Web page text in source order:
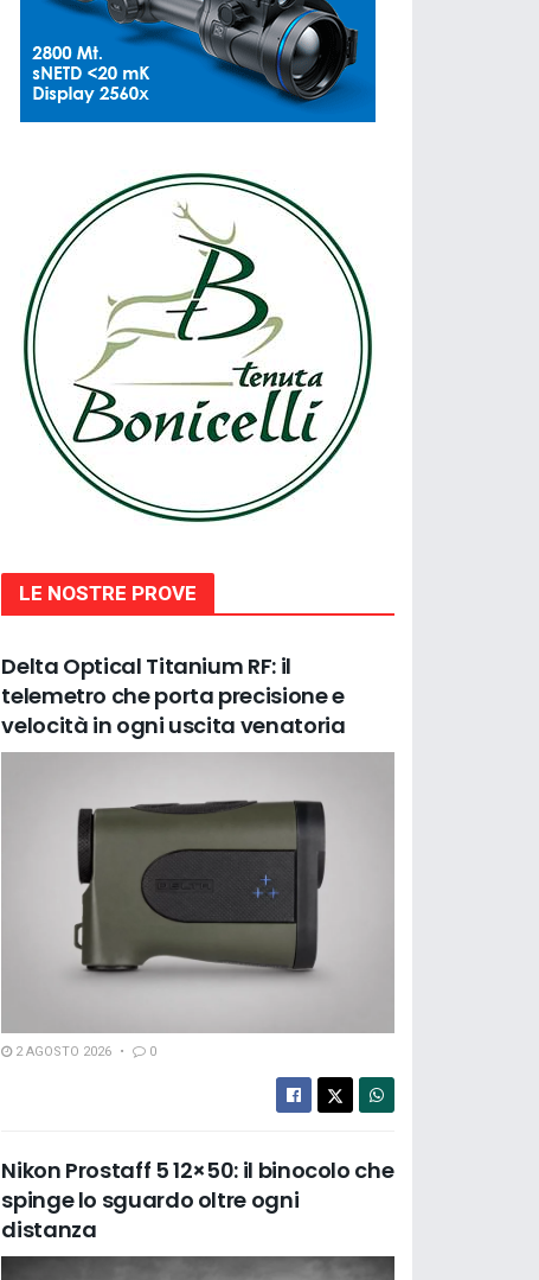
LE NOSTRE PROVE
Delta Optical Titanium RF: il
telemetro che porta precisione e
velocità in ogni uscita venatoria
2 AGOSTO 2026 0
Nikon Prostaff 5 12×50: il binocolo che
spinge lo sguardo oltre ogni
distanza